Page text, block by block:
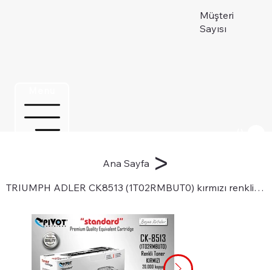
Müşteri
Sayısı
Ana Sayfa >
TRIUMPH ADLER CK8513 (1T02RMBUT0) kırmızı renkli "ÇİPLİ" toneri için